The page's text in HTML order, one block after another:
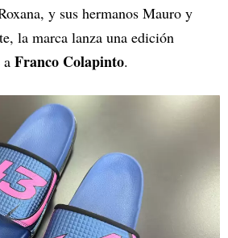
y sus hermanos Mauro y
la marca lanza una edición
a Franco Colapinto.